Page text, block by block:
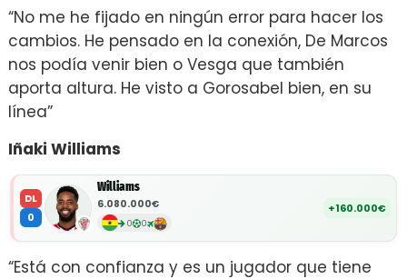
“No me he fijado en ningún error para hacer los
cambios. He pensado en la conexión, De Marcos
nos podía venir bien o Vesga que también
aporta altura. He visto a Gorosabel bien, en su
línea”
Iñaki Williams
DL
0
Williams
6.080.000€
0 0
+160.000€
“Está con confianza y es un jugador que tiene